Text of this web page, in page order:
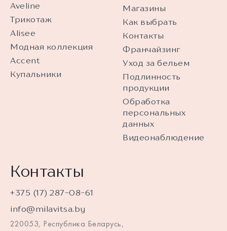
Aveline
Трикотаж
Alisee
Модная коллекция
Accent
Купальники
Магазины
Как выбрать
Контакты
Франчайзинг
Уход за бельем
Подлинность
продукции
Обработка
персональных
данных
Видеонаблюдение
Контакты
+375 (17) 287-08-61
info@milavitsa.by
220053, Республика Беларусь,